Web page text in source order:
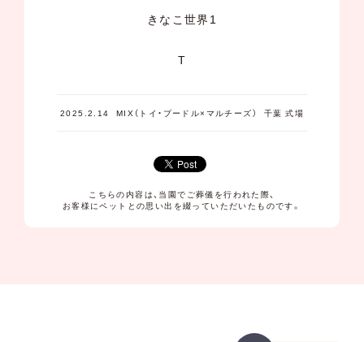
きなこ世界1
T
2025.2.14 MIX（トイ・プードル×マルチーズ） 千葉 式場
こちらの内容は、当園でご葬儀を行われた際、
お客様にペットとの思い出を綴っていただいたものです。